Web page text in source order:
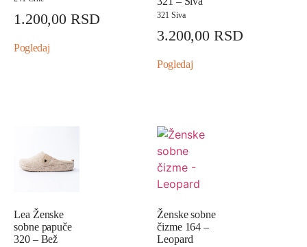
1.200,00RSD
Pogledaj
321 Siva
3.200,00RSD
Pogledaj
Lea Ženske
sobne papuče
320 – Bež
Ženske sobne
čizme 164 –
Leopard